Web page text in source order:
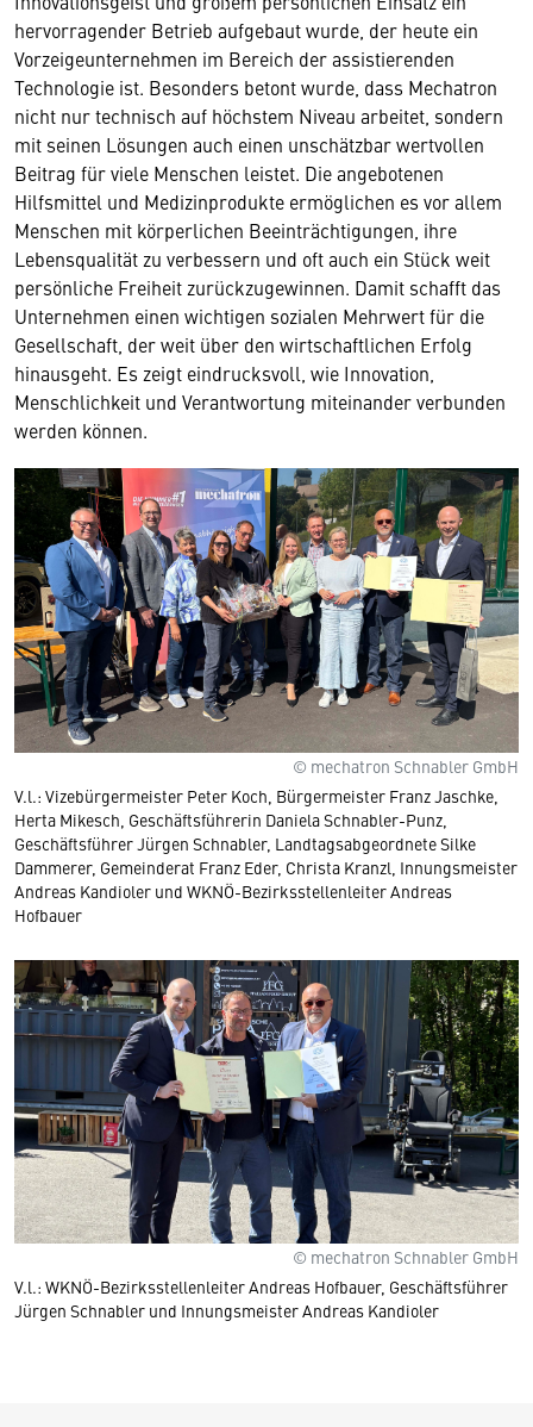
hervorragender Betrieb aufgebaut wurde, der heute ein
Vorzeigeunternehmen im Bereich der assistierenden
Technologie ist. Besonders betont wurde, dass Mechatron
nicht nur technisch auf höchstem Niveau arbeitet, sondern
mit seinen Lösungen auch einen unschätzbar wertvollen
Beitrag für viele Menschen leistet. Die angebotenen
Hilfsmittel und Medizinprodukte ermöglichen es vor allem
Menschen mit körperlichen Beeinträchtigungen, ihre
Lebensqualität zu verbessern und oft auch ein Stück weit
persönliche Freiheit zurückzugewinnen. Damit schafft das
Unternehmen einen wichtigen sozialen Mehrwert für die
Gesellschaft, der weit über den wirtschaftlichen Erfolg
hinausgeht. Es zeigt eindrucksvoll, wie Innovation,
Menschlichkeit und Verantwortung miteinander verbunden
werden können.
© mechatron Schnabler GmbH
V.l.: Vizebürgermeister Peter Koch, Bürgermeister Franz Jaschke,
Herta Mikesch, Geschäftsführerin Daniela Schnabler-Punz,
Geschäftsführer Jürgen Schnabler, Landtagsabgeordnete Silke
Dammerer, Gemeinderat Franz Eder, Christa Kranzl, Innungsmeister
Andreas Kandioler und WKNÖ-Bezirksstellenleiter Andreas
Hofbauer
© mechatron Schnabler GmbH
V.l.: WKNÖ-Bezirksstellenleiter Andreas Hofbauer, Geschäftsführer
Jürgen Schnabler und Innungsmeister Andreas Kandioler